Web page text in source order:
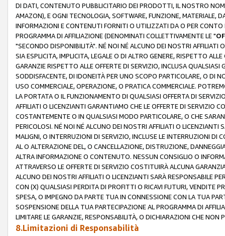
DI DATI, CONTENUTO PUBBLICITARIO DEI PRODOTTI, IL NOSTRO
AMAZON), E OGNI TECNOLOGIA, SOFTWARE, FUNZIONE, MATERIALE,
INFORMAZIONI E CONTENUTI FORNITI O UTILIZZATI DA O PER
PROGRAMMA DI AFFILIAZIONE (DENOMINATI COLLETTIVAMENTE LE "
"SECONDO DISPONIBILITÀ". NÉ NOI NÉ ALCUNO DEI NOSTRI
SIA ESPLICITA, IMPLICITA, LEGALE O DI ALTRO GENERE, RISPETTO
GARANZIE RISPETTO ALLE OFFERTE DI SERVIZIO, INCLUSA
SODDISFACENTE, DI IDONEITÀ PER UNO SCOPO PARTICOLARE, O DI
USO COMMERCIALE, OPERAZIONE, O PRATICA COMMERCIALE.
LA PORTATA O IL FUNZIONAMENTO DI QUALSIASI OFFERTA DI
AFFILIATI O LICENZIANTI GARANTIAMO CHE LE OFFERTE DI SERVIZIO
COSTANTEMENTE O IN QUALSIASI MODO PARTICOLARE, O CHE
PERICOLOSI. NÉ NOI NÉ ALCUNO DEI NOSTRI AFFILIATI O LICENZIANTI
MALIGNI, O INTERRUZIONI DI SERVIZIO, INCLUSE LE INTERRUZIONI DI
AL O ALTERAZIONE DEL, O CANCELLAZIONE, DISTRUZIONE,
ALTRA INFORMAZIONE O CONTENUTO. NESSUN CONSIGLIO O
ATTRAVERSO LE OFFERTE DI SERVIZIO COSTITUIRÀ ALCUNA
ALCUNO DEI NOSTRI AFFILIATI O LICENZIANTI SARÀ RESPONSABILE
CON (X) QUALSIASI PERDITA DI PROFITTI O RICAVI FUTURI, VENDITE
SPESA, O IMPEGNO DA PARTE TUA IN CONNESSIONE CON LA TUA
SOSPENSIONE DELLA TUA PARTECIPAZIONE AL PROGRAMMA DI
LIMITARE LE GARANZIE, RESPONSABILITÀ, O DICHIARAZIONI CHE NON
8.Limitazioni di Responsabilità